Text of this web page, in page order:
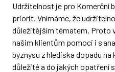
Udržitelnost je pro Komerční
priorit. Vnímáme, že
důležitějším tématem. Proto
našim klientům pomoci i s
byznysu z hlediska dopadu na
důležité a do jakých opatření